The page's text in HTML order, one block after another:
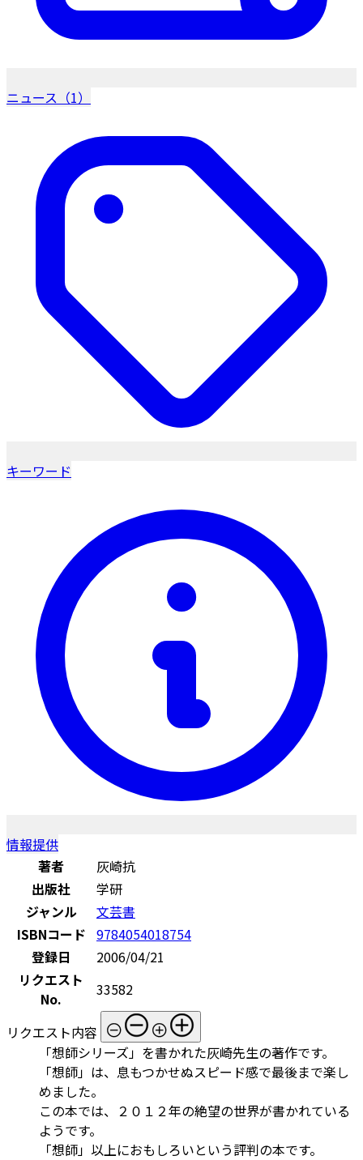
ニュース（1）
キーワード
情報提供
著者
灰崎抗
出版社
学研
ジャンル
文芸書
ISBNコード 9784054018754
登録日
2006/04/21
リクエスト
No.
33582
リクエスト内容
「想師シリーズ」を書かれた灰崎先生の著作です。
「想師」は、息もつかせぬスピード感で最後まで楽し
めました。
この本では、２０１２年の絶望の世界が書かれている
ようです。
「想師」以上におもしろいという評判の本です。